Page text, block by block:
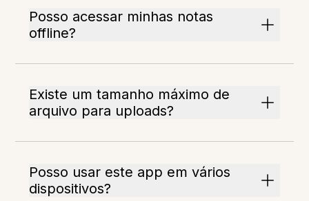
Posso acessar minhas notas
offline?
Existe um tamanho máximo de
arquivo para uploads?
Posso usar este app em vários
dispositivos?